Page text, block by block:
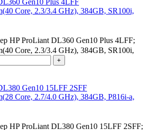
Core, 2.3/3.4 GHz), 384GB, SR100i,
HP ProLiant DL360 Gen10 Plus 4LFF;
Core, 2.3/3.4 GHz), 384GB, SR100i,
+
Gen10 15LFF 2SFF
Core, 2.7/4.0 GHz), 384GB, P816i-a,
HP ProLiant DL380 Gen10 15LFF 2SFF;